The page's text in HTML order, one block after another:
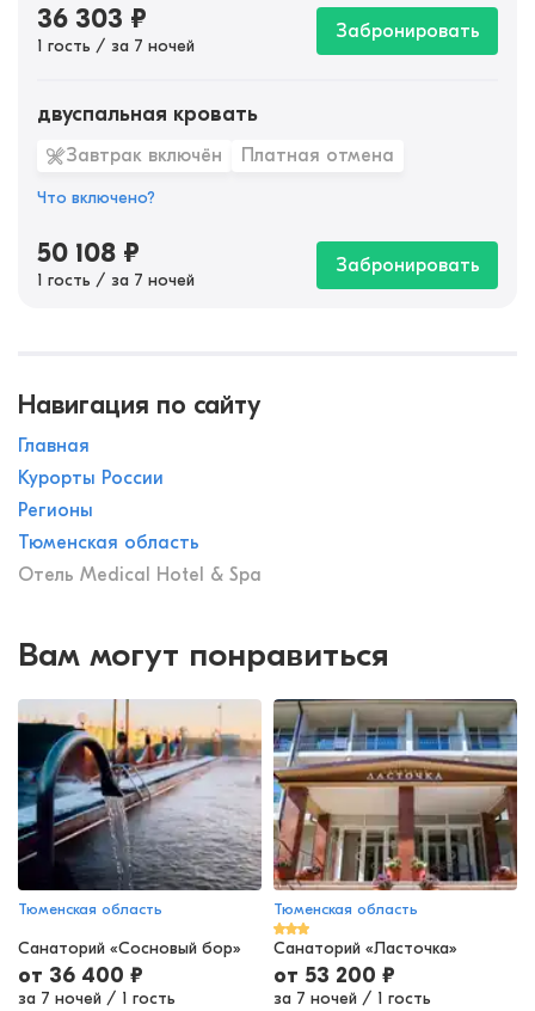
36 303 ₽
1 гость / за 7 ночей
Забронировать
двуспальная кровать
Завтрак включён Платная отмена
Что включено?
50 108 ₽
1 гость / за 7 ночей
Забронировать
Навигация по сайту
Главная
Курорты России
Регионы
Тюменская область
Отель Medical Hotel & Spa
Вам могут понравиться
Тюменская область
Санаторий «Сосновый бор»
от 36 400 ₽
за 7 ночей / 1 гость
Тюменская область
Санаторий «Ласточка»
от 53 200 ₽
за 7 ночей / 1 гость